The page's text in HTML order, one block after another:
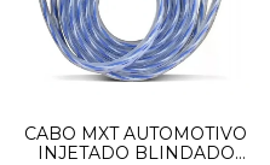
CABO MXT AUTOMOTIVO
INJETADO BLINDADO